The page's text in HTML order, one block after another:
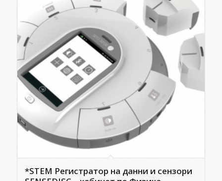
*STEM Регистратор на данни и сензори